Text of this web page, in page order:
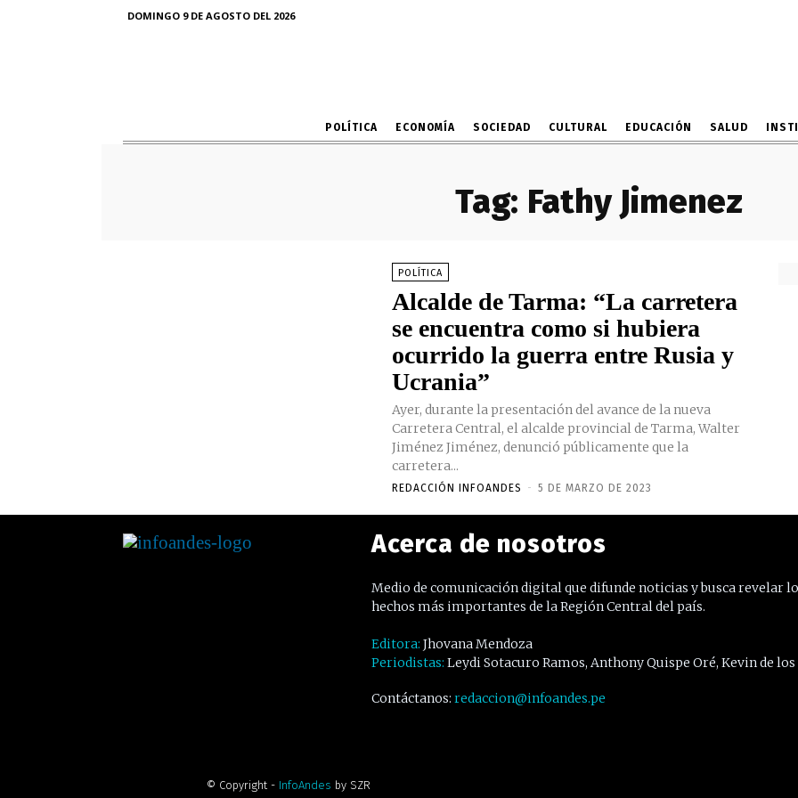
DOMINGO 9 DE AGOSTO DEL 2026
POLÍTICA ECONOMÍA SOCIEDAD CULTURAL EDUCACIÓN SALUD
Tag: Fathy Jimenez
POLÍTICA
Alcalde de Tarma: “La carretera
se encuentra como si hubiera
ocurrido la guerra entre Rusia y
Ucrania”
Ayer, durante la presentación del avance de la nueva
Carretera Central, el alcalde provincial de Tarma, Walter
Jiménez Jiménez, denunció públicamente que la
carretera...
REDACCIÓN INFOANDES - 5 DE MARZO DE 2023
Acerca de nosotros
Medio de comunicación digital que difunde noticias y busca revelar
hechos más importantes de la Región Central del país.
Editora: Jhovana Mendoza
Periodistas: Leydi Sotacuro Ramos, Anthony Quispe Oré, Kevin de los
Contáctanos: redaccion@infoandes.pe
© Copyright - InfoAndes by SZR